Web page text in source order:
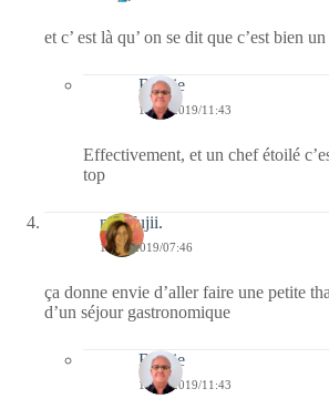
et c’ est là qu’ on se dit que c’est bien
Bernie
16/05/2019/11:43
Effectivement, et un chef étoilé
top
missfujii.
14/05/2019/07:46
ça donne envie d’aller faire une petite
d’un séjour gastronomique
Bernie
16/05/2019/11:43